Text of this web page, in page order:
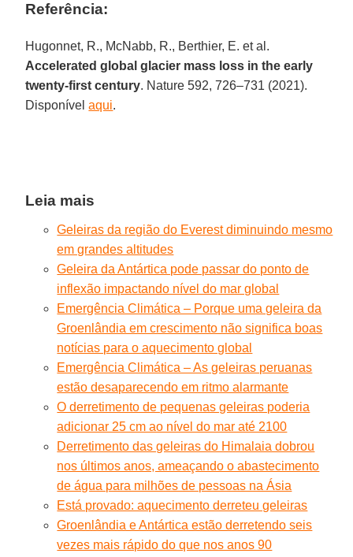
Referência:
Hugonnet, R., McNabb, R., Berthier, E. et al.
Accelerated global glacier mass loss in the early
twenty-first century. Nature 592, 726–731 (2021).
Disponívelaqui.
Leia mais
Geleiras da região do Everest diminuindo mesmo
em grandes altitudes
Geleira da Antártica pode passar do ponto de
inflexão impactando nível do mar global
Emergência Climática – Porque uma geleira da
Groenlândia em crescimento não significa boas
notícias para o aquecimento global
Emergência Climática – As geleiras peruanas
estão desaparecendo em ritmo alarmante
O derretimento de pequenas geleiras poderia
adicionar 25 cm ao nível do mar até 2100
Derretimento das geleiras do Himalaia dobrou
nos últimos anos, ameaçando o abastecimento
de água para milhões de pessoas na Ásia
Está provado: aquecimento derreteu geleiras
Groenlândia e Antártica estão derretendo seis
vezes mais rápido do que nos anos 90